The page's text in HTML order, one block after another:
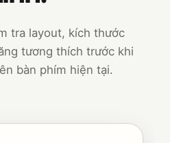
tra layout, kích thước
tương thích trước khi
bàn phím hiện tại.